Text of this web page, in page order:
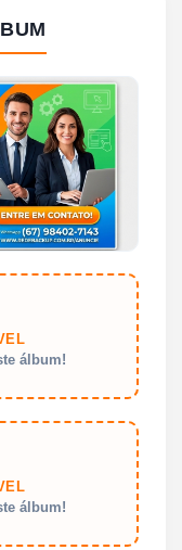
álbum!
álbum!